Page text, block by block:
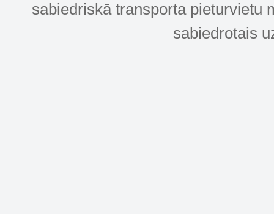
sabiedriskā transporta pieturvietu
sabiedrotais